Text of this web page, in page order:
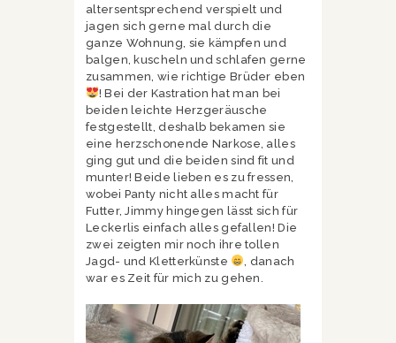
altersentsprechend verspielt und
jagen sich gerne mal durch die
ganze Wohnung, sie kämpfen und
balgen, kuscheln und schlafen gerne
zusammen, wie richtige Brüder eben
! Bei der Kastration hat man bei
beiden leichte Herzgeräusche
festgestellt, deshalb bekamen sie
eine herzschonende Narkose, alles
ging gut und die beiden sind fit und
munter! Beide lieben es zu fressen,
wobei Panty nicht alles macht für
Futter, Jimmy hingegen lässt sich für
Leckerlis einfach alles gefallen! Die
zwei zeigten mir noch ihre tollen
Jagd- und Kletterkünste
, danach
war es Zeit für mich zu gehen.